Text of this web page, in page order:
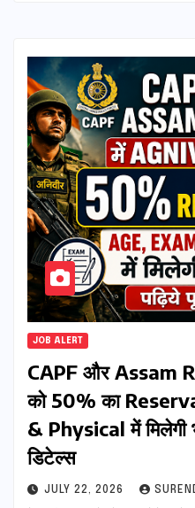
JOB ALERT
CAPF और Assam
को 50% का
& Physical में मिलेगी
डिटेल्स
JULY 22, 2026